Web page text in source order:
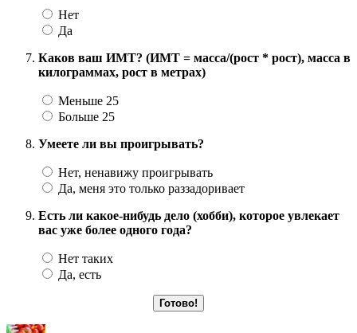
Нет
Да
Каков ваш ИМТ? (ИМТ = масса/(рост * рост), масса в
килограммах, рост в метрах)
Меньше 25
Больше 25
Умеете ли вы проигрывать?
Нет, ненавижу проигрывать
Да, меня это только раззадоривает
Есть ли какое-нибудь дело (хобби), которое увлекает
вас уже более одного года?
Нет таких
Да, есть